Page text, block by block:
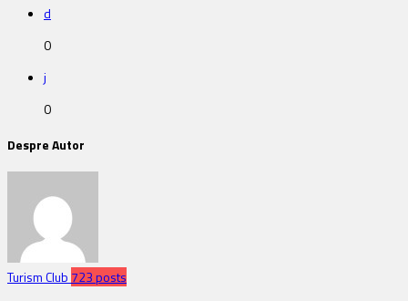
d
0
j
0
Despre Autor
Turism Club 723 posts